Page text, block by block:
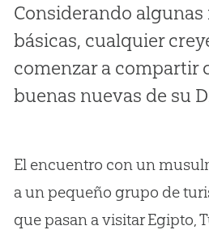
Considerando
básicas, cualquier
comenzar a compartir
buenas nuevas de su
El encuentro con un
a un pequeño grupo de
que pasan a visitar Egipto,